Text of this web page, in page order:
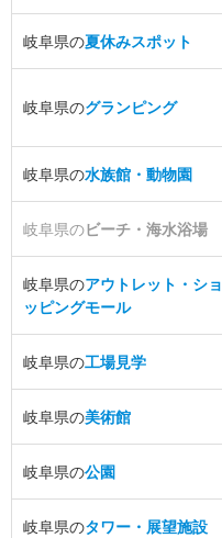
岐阜県の夏休みスポット
岐阜県のグランピング
岐阜県の水族館・動物園
岐阜県のビーチ・海水浴場
岐阜県のアウトレット・ショ
ッピングモール
岐阜県の工場見学
岐阜県の美術館
岐阜県の公園
岐阜県のタワー・展望施設